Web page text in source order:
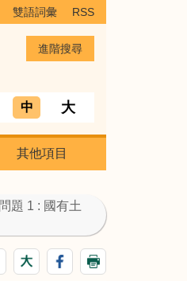
雙語詞彙 RSS
中 大
其他項目
題 1 : 國有土